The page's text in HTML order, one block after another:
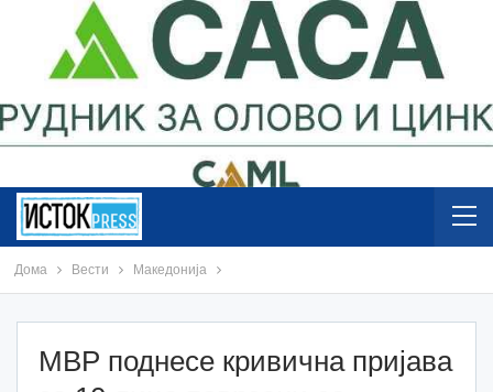
Дома Вести Македонија
МВР поднесе кривична пријава